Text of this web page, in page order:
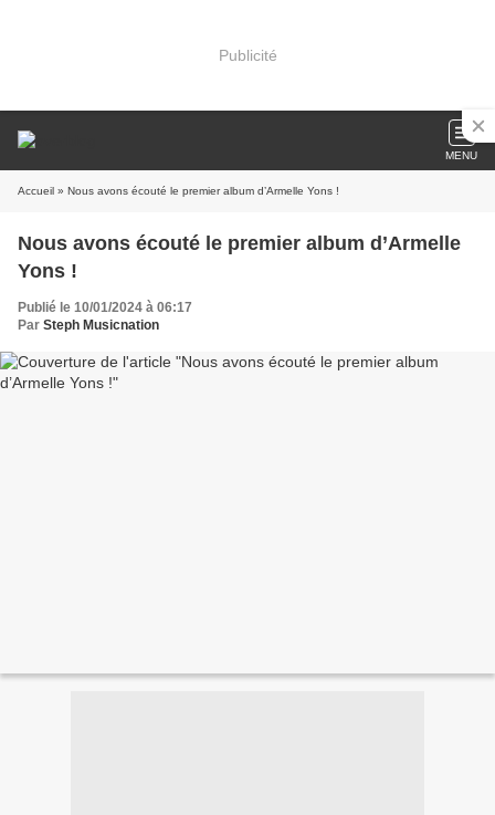
Publicité
MENU
Accueil » Nous avons écouté le premier album d’Armelle Yons !
Nous avons écouté le premier album d’Armelle
Yons !
Publié le 10/01/2024 à 06:17
Par Steph Musicnation